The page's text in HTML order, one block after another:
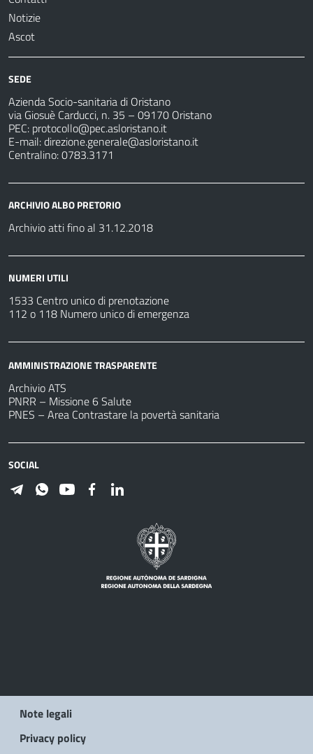
Notizie
Ascot
SEDE
Azienda Socio-sanitaria di Oristano
via Giosuè Carducci, n. 35 – 09170 Oristano
PEC: protocollo@pec.asloristano.it
E-mail:direzione.generale@asloristano.it
Centralino: 0783.3171
ARCHIVIO ALBO PRETORIO
Archivio atti fino al 31.12.2018
NUMERI UTILI
1533 Centro unico di prenotazione
112 o 118 Numero unico di emergenza
AMMINISTRAZIONE TRASPARENTE
Archivio ATS
PNRR – Missione 6 Salute
PNES – Area Contrastare la povertà sanitaria
SOCIAL
Note legali
Privacy policy